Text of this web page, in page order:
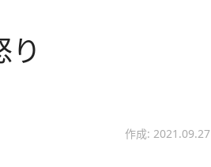
り
作成: 2021.09.27